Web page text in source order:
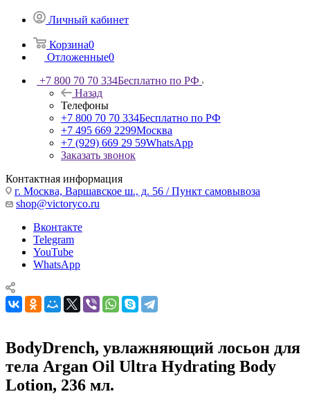
Личный кабинет
Корзина0
Отложенные0
+7 800 70 70 334Бесплатно по РФ
Назад
Телефоны
+7 800 70 70 334Бесплатно по РФ
+7 495 669 2299Москва
+7 (929) 669 29 59WhatsApp
Заказать звонок
Контактная информация
г. Москва, Варшавское ш., д. 56 / Пункт самовывоза
shop@victoryco.ru
Вконтакте
Telegram
YouTube
WhatsApp
BodyDrench, увлажняющий лосьон для
тела Argan Oil Ultra Hydrating Body
Lotion, 236 мл.